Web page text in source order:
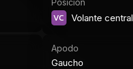
Posición
VC Volante central
Apodo
Gaucho